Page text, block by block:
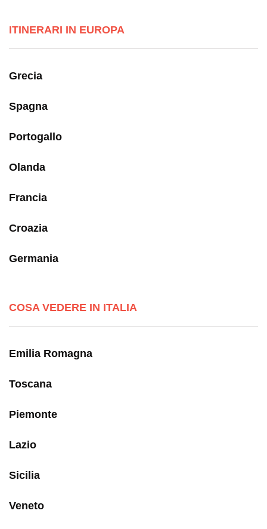
ITINERARI IN EUROPA
Grecia
Spagna
Portogallo
Olanda
Francia
Croazia
Germania
COSA VEDERE IN ITALIA
Emilia Romagna
Toscana
Piemonte
Lazio
Sicilia
Veneto